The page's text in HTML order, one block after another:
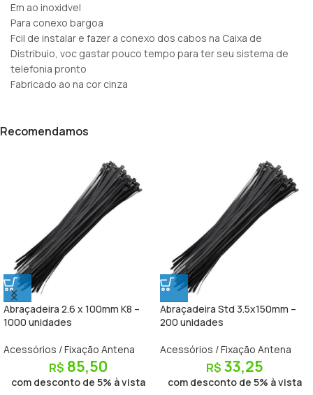
Em ao inoxidvel
Para conexo bargoa
Fcil de instalar e fazer a conexo dos cabos na Caixa de
Distribuio, voc gastar pouco tempo para ter seu sistema de
telefonia pronto
Fabricado ao na cor cinza
Recomendamos
Abraçadeira 2.6 x 100mm K8 –
1000 unidades
Acessórios / Fixação Antena
R$ 85,50
com desconto de 5% à vista
Abraçadeira Std 3.5x150mm –
200 unidades
Acessórios / Fixação Antena
R$ 33,25
com desconto de 5% à vista